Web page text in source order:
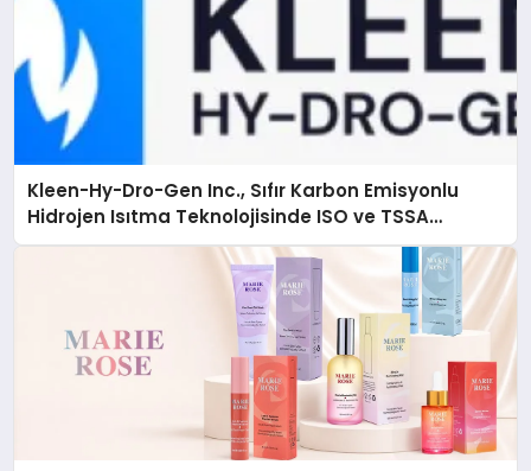
Kleen-Hy-Dro-Gen Inc., Sıfır Karbon Emisyonlu
Hidrojen Isıtma Teknolojisinde ISO ve TSSA
Düzenleyici Onaylarını Aldı